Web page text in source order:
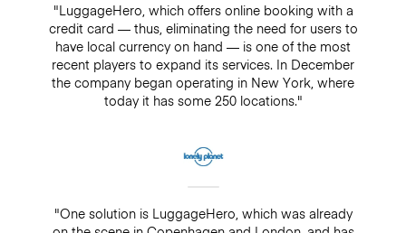
"LuggageHero, which offers online booking with a
credit card — thus, eliminating the need for users to
have local currency on hand — is one of the most
recent players to expand its services. In December
the company began operating in New York, where
today it has some 250 locations."
"One solution is LuggageHero, which was already